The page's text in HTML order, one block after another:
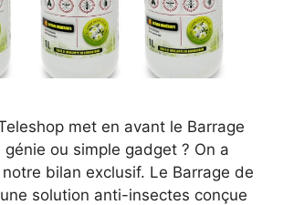
met en avant le Barrage
génie ou simple gadget ? On a
bilan exclusif. Le Barrage de
solution anti-insectes conçue